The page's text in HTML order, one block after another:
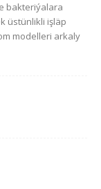
bakteriýalara
üstünlikli işläp
modelleri arkaly